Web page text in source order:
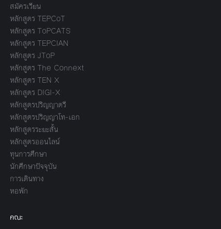
สมัครเรียน
หลักสูตร TEPCoT
หลักสูตร ToPCATS
หลักสูตร TEPCIAN
หลักสูตร JToP
หลักสูตร The Connext
หลักสูตร TEN X
หลักสูตร DIGI-X
หลักสูตรปริญญาตรี
หลักสูตรปริญญาโท-เอก
หลักสูตรระยะสั้น
หลักสูตรออนไลน์
ทุนการศึกษา
นักศึกษาปัจจุบัน
การเดินทาง
หอพัก
คณะ